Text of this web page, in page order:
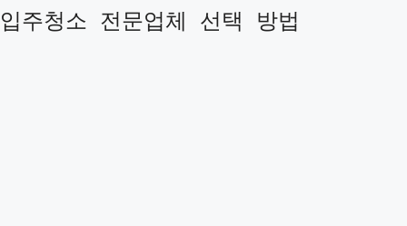
입주청소 전문업체 선택 방법